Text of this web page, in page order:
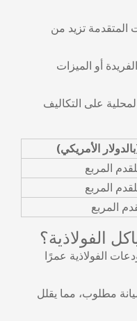
المتقدمة تزيد من
أو الميزات
على التكاليف
الأمريكي)
الفولاذية؟
الفولاذية عمرًا
مطلوب، مما يقلل